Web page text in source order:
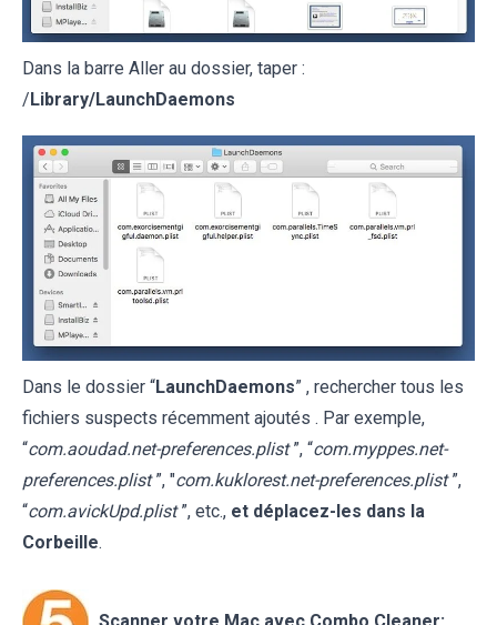
Dans la barre Aller au dossier, taper :
/Library/LaunchDaemons
Dans le dossier “LaunchDaemons” , rechercher tous les
fichiers suspects récemment ajoutés . Par exemple,
“com.aoudad.net-preferences.plist ”, “com.myppes.net-
preferences.plist ”, "com.kuklorest.net-preferences.plist ”,
“com.avickUpd.plist ”, etc., et déplacez-les dans la
Corbeille.